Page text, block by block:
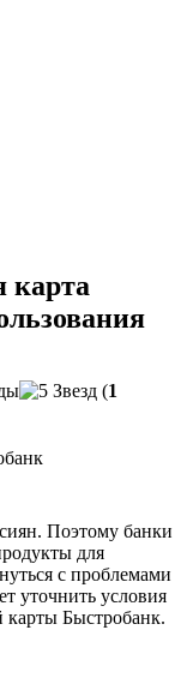
карта
(1
Поэтому банки
для
с проблемами
уточнить условия
карты Быстробанк.